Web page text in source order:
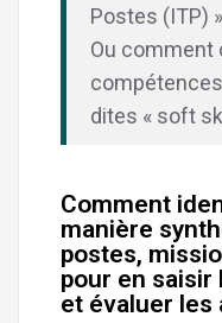
Postes (ITP) »
Ou comment
dites « soft
Comment
manière
postes,
pour en saisir
et évaluer les